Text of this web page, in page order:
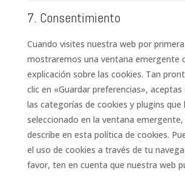
7. Consentimiento
Cuando visites nuestra web por
mostraremos una ventana emergente
explicación sobre las cookies. Tan
clic en «Guardar preferencias»,
las categorías de cookies y plugins que
seleccionado en la ventana
describe en esta política de cookies.
el uso de cookies a través de tu
favor, ten en cuenta que nuestra web